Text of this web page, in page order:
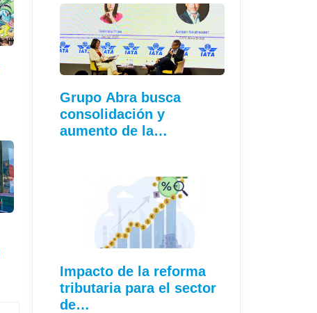
Grupo Abra busca
consolidación y
aumento de la
Impacto de la reforma
tributaria para el sector
de…